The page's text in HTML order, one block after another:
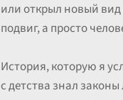
или открыл новый
подвиг, а просто
История, которую я
с детства знал